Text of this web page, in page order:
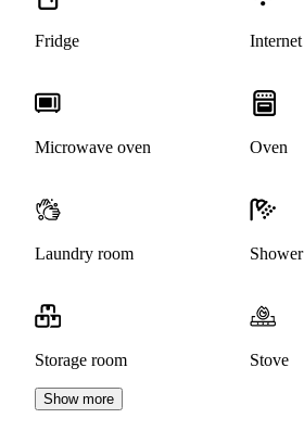
Fridge Internet
Microwave oven Oven
Laundry room Shower
Storage room Stove
Show more